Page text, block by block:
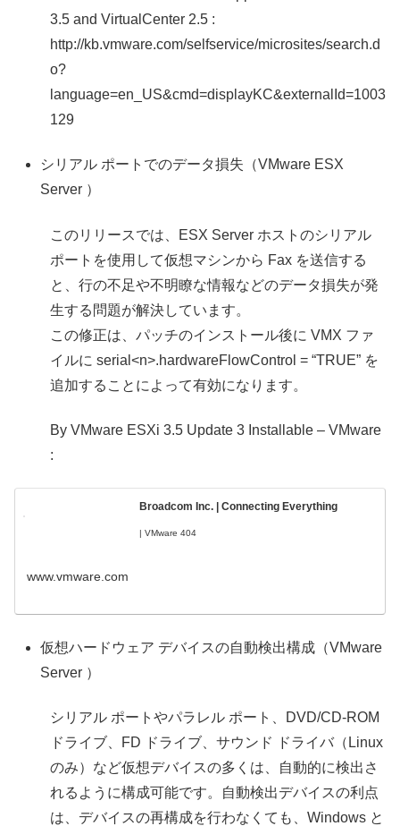
3.5 and VirtualCenter 2.5 :
http://kb.vmware.com/selfservice/microsites/search.d
o?
language=en_US&cmd=displayKC&externalId=1003
129
シリアル ポートでのデータ損失（VMware ESX
Server ）
このリリースでは、ESX Server ホストのシリアル
ポートを使用して仮想マシンから Fax を送信する
と、行の不足や不明瞭な情報などのデータ損失が発
生する問題が解決しています。
この修正は、パッチのインストール後に VMX ファ
イルに serial<n>.hardwareFlowControl = “TRUE” を
追加することによって有効になります。
By VMware ESXi 3.5 Update 3 Installable – VMware
:
Broadcom Inc. | Connecting Everything
| VMware 404
www.vmware.com
仮想ハードウェア デバイスの自動検出構成（VMware
Server ）
シリアル ポートやパラレル ポート、DVD/CD-ROM
ドライブ、FD ドライブ、サウンド ドライバ（Linux
のみ）など仮想デバイスの多くは、自動的に検出さ
れるように構成可能です。自動検出デバイスの利点
は、デバイスの再構成を行わなくても、Windows と